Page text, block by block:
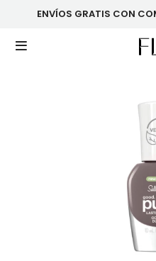
ENVÍOS GRATIS CON
